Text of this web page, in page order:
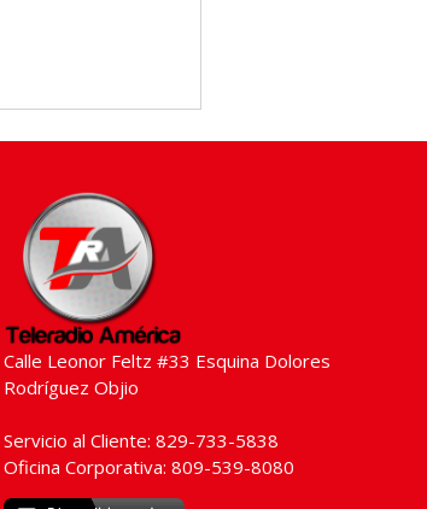
Calle Leonor Feltz #33 Esquina Dolores
Rodríguez Objio
Servicio al Cliente: 829-733-5838
Oficina Corporativa: 809-539-8080